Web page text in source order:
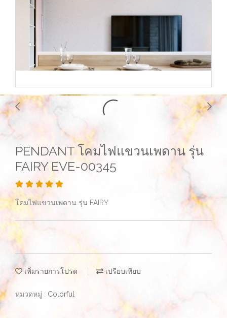
PENDANT โคมไฟแขวนเพดาน รุ่น
FAIRY EVE-00345
โคมไฟแขวนเพดาน รุ่น FAIRY
เพิ่มรายการโปรด เปรียบเทียบ
หมวดหมู่ : Colorful